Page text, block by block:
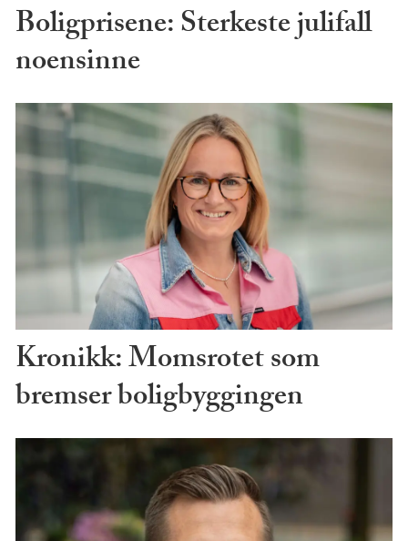
Boligprisene: Sterkeste julifall
noensinne
Kronikk: Momsrotet som
bremser boligbyggingen